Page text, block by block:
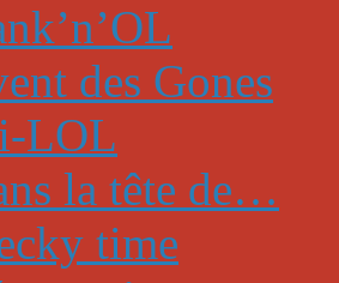
des Gones
LOL
la tête de…
time